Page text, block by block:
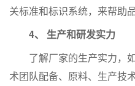
关标准和标识系统，来帮助
4、 生产和研发实力
了解厂家的生产实力，如
术团队配备、原料、生产技